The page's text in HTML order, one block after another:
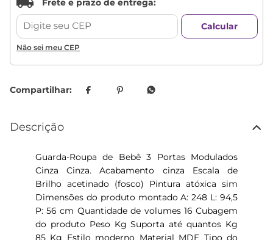
Não sei meu CEP
Descrição
Guarda-Roupa de Bebê 3 Portas Modulados
Cinza Cinza. Acabamento cinza Escala de
Brilho acetinado (fosco) Pintura atóxica sim
Dimensões do produto montado A: 248 L: 94,5
P: 56 cm Quantidade de volumes 16 Cubagem
do produto Peso Kg Suporta até quantos Kg
85 Kg Estilo moderno Material MDF Tipo do